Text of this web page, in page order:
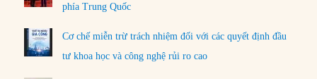
phía Trung Quốc
Cơ chế miễn trừ trách nhiệm đối với các quyết định đầu
tư khoa học và công nghệ rủi ro cao